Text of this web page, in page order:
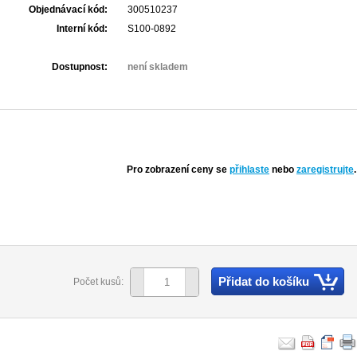
Objednávací kód:
300510237
Interní kód:
S100-0892
Dostupnost: není skladem
Pro zobrazení ceny se přihlaste nebo zaregistrujte.
Počet kusů: Přidat do košíku